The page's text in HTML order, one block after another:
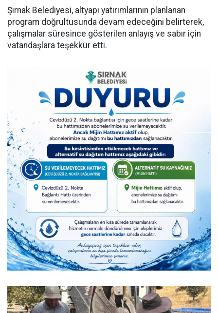
Şırnak Belediyesi, altyapı yatırımlarının planlanan
program doğrultusunda devam edeceğini belirterek,
çalışmalar süresince gösterilen anlayış ve sabır için
vatandaşlara teşekkür etti.